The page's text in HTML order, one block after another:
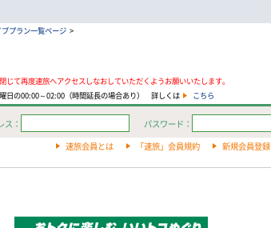
ブプラン一覧ページ >
て再度速旅へアクセスしなおしていただくようお願いいたします。
の00:00～02:00（時間延長の場合あり） 詳しくは
こちら
ス： パスワード：
速旅会員とは 「速旅」会員規約 新規会員登録